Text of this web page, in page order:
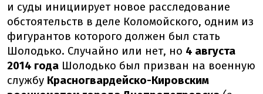
и суды инициирует новое расследование
обстоятельств в деле Коломойского, одним из
фигурантов которого должен был стать
Шолодько. Случайно или нет, но 4 августа
2014 года Шолодько был призван на военную
службу Красногвардейско-Кировским